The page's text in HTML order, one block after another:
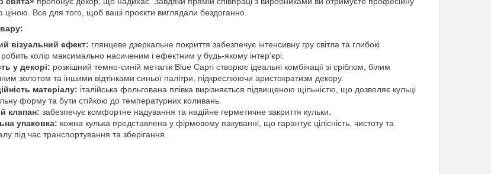
ціною. Все для того, щоб ваші проєкти виглядали бездоганно.
візуальний ефект: глянцеве дзеркальне покриття забезпечує інтенсивну гру світла та глибокі
колір максимально насиченим і ефектним у будь-якому інтер'єрі.
у декорі: розкішний темно-синій металік Blue Capri створює ідеальні комбінації зі сріблом, білим
золотом та іншими відтінками синьої палітри, підкреслюючи аристократизм декору.
матеріалу: італійська фольгована плівка вирізняється підвищеною щільністю, що дозволяє кульці
форму та бути стійкою до температурних коливань.
клапан: забезпечує комфортне надування та надійне герметичне закриття кульки.
упаковка: кожна кулька представлена у фірмовому пакуванні, що гарантує цілісність, чистоту та
під час транспортування та зберігання.